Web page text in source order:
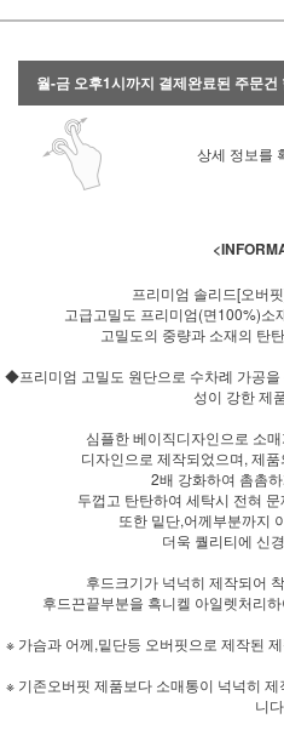
월-금 오후1시까지 결제완료된 주문
상세 정보를
프리미엄 솔리드[오버
고급고밀도 프리미엄(면100%)소
고밀도의 중량과 소재의 탄
◆프리미엄 고밀도 원단으로 수차례 가공
성이 강한 제
심플한 베이직디자인으로 소
디자인으로 제작되었으며, 제
2배 강화하여 촘촘
두껍고 탄탄하여 세탁시 전혀
또한 밑단,어께부분까지
더욱 퀄리티에 신
후드크기가 넉넉히 제작되어
후드끈끝부분을 흑니켈 아일렛처리
※ 가슴과 어께,밑단등 오버핏으로 제작된
※ 기존오버핏 제품보다 소매통이 넉넉히
니